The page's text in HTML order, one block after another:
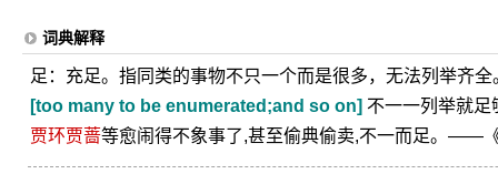
词典解释
足：充足。指同类的事物不只一个而是很多，无法列举齐全
[too many to be enumerated;and so on] 不一一列举就足
贾环贾蔷等愈闹得不象事了,甚至偷典偷卖,不一而足。——